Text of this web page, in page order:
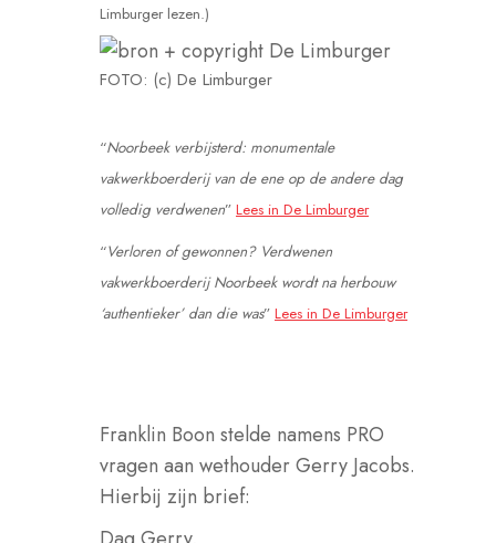
Limburger lezen.)
FOTO: (c) De Limburger
“Noorbeek verbijsterd: monumentale
vakwerkboerderij van de ene op de andere dag
volledig verdwenen” Lees in De Limburger
“Verloren of gewonnen? Verdwenen
vakwerkboerderij Noorbeek wordt na herbouw
‘authentieker’ dan die was” Lees in De Limburger
Franklin Boon stelde namens PRO
vragen aan wethouder Gerry Jacobs.
Hierbij zijn brief: